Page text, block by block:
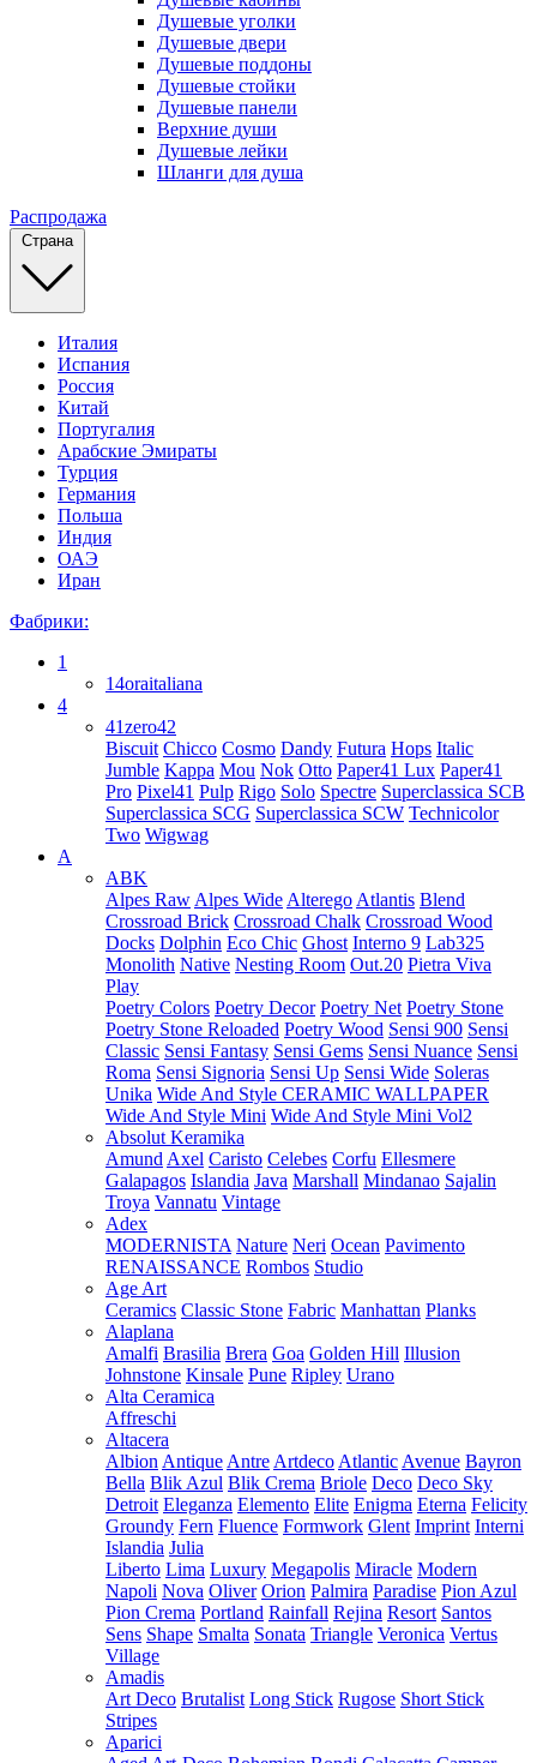
Душевые уголки
Душевые двери
Душевые поддоны
Душевые стойки
Душевые панели
Верхние души
Душевые лейки
Шланги для душа
Распродажа
Страна
Италия
Испания
Россия
Китай
Португалия
Арабские Эмираты
Турция
Германия
Польша
Индия
ОАЭ
Иран
Фабрики:
1
14oraitaliana
4
41zero42
Biscuit Chicco Cosmo Dandy Futura Hops Italic
Jumble Kappa Mou Nok Otto Paper41 Lux Paper41
Pro Pixel41 Pulp Rigo Solo Spectre Superclassica SCB
Superclassica SCG Superclassica SCW Technicolor
Two Wigwag
A
ABK
Alpes Raw Alpes Wide Alterego Atlantis Blend
Crossroad Brick Crossroad Chalk Crossroad Wood
Docks Dolphin Eco Chic Ghost Interno 9 Lab325
Monolith Native Nesting Room Out.20 Pietra Viva
Play
Poetry Colors Poetry Decor Poetry Net Poetry Stone
Poetry Stone Reloaded Poetry Wood Sensi 900 Sensi
Classic Sensi Fantasy Sensi Gems Sensi Nuance Sensi
Roma Sensi Signoria Sensi Up Sensi Wide Soleras
Unika Wide And Style CERAMIC WALLPAPER
Wide And Style Mini Wide And Style Mini Vol2
Absolut Keramika
Amund Axel Caristo Celebes Corfu Ellesmere
Galapagos Islandia Java Marshall Mindanao Sajalin
Troya Vannatu Vintage
Adex
MODERNISTA Nature Neri Ocean Pavimento
RENAISSANCE Rombos Studio
Age Art
Ceramics Classic Stone Fabric Manhattan Planks
Alaplana
Amalfi Brasilia Brera Goa Golden Hill Illusion
Johnstone Kinsale Pune Ripley Urano
Alta Ceramica
Affreschi
Altacera
Albion Antique Antre Artdeco Atlantic Avenue Bayron
Bella Blik Azul Blik Crema Briole Deco Deco Sky
Detroit Eleganza Elemento Elite Enigma Eterna Felicity
Groundy Fern Fluence Formwork Glent Imprint Interni
Islandia Julia
Liberto Lima Luxury Megapolis Miracle Modern
Napoli Nova Oliver Orion Palmira Paradise Pion Azul
Pion Crema Portland Rainfall Rejina Resort Santos
Sens Shape Smalta Sonata Triangle Veronica Vertus
Village
Amadis
Art Deco Brutalist Long Stick Rugose Short Stick
Stripes
Aparici